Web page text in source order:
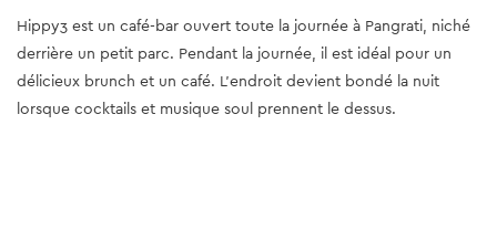
Hippy3 est un café-bar ouvert toute la journée à Pangrati, niché
derrière un petit parc. Pendant la journée, il est idéal pour un
délicieux brunch et un café. L'endroit devient bondé la nuit
lorsque cocktails et musique soul prennent le dessus.